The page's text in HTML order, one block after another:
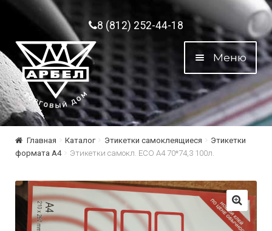
Перейти к навигации
Перейти к содержимому8 (812) 252-44-18
Меню
Главная Каталог Этикетки самоклеящиеся
Этикетки
формата А4
Этикетки самокл. ECO А4 70*74,3 100л.
🔍